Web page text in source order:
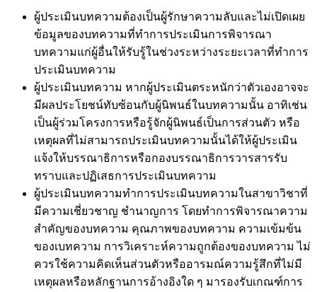
ผู้ประเมินบทความต้องเป็นผู้รักษาความลับและไม่เปิดเผย
ข้อมูลของบทความที่ทำการประเมินการพิจารณา
บทความแก่ผู้อื่นให้รับรู้ในช่วงระหว่างระยะเวลาที่ทำการ
ประเมินบทความ
ผู้ประเมินบทความ หากผู้ประเมินตระหนักว่าตัวเองอาจจะ
มีผลประโยชน์ทับซ้อนกับผู้นิพนธ์ในบทความนั้น อาทิเช่น
เป็นผู้ร่วมโครงการหรือรู้จักผู้นิพนธ์เป็นการส่วนตัว หรือ
เหตุผลที่ไม่สามารถประเมินบทความนั้นได้ให้ผู้ประเมิน
แจ้งให้บรรณาธิการหรือกองบรรณาธิการวารสารรับ
ทราบและปฏิเสธการประเมินบทความ
ผู้ประเมินบทความทำการประเมินบทความในสาขาวิชาที่
มีความเชี่ยวชาญ ชำนาญการ โดยทำการพิจารณาความ
สำคัญของบทความ คุณภาพของบทความ ความเข้มข้น
ของเบทความ การวิเคราะห์ความถูกต้องของบทความ ไม่
ควรใช้ความคิดเห็นส่วนตัวหรืออารมณ์ความรู้สึกที่ไม่มี
เหตุผลหรือหลักฐานการอ้างอิงใด ๆ มารองรับเกณฑ์การ